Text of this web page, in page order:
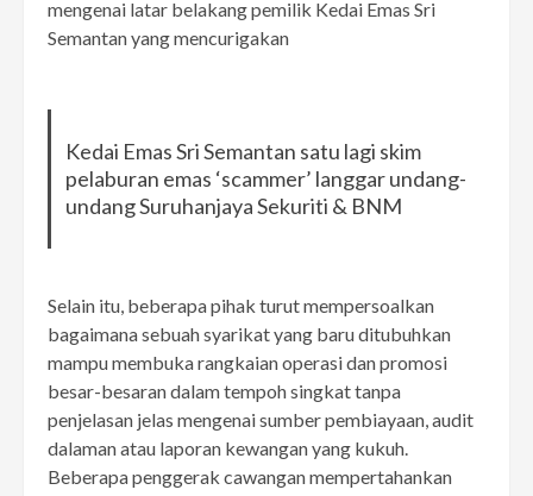
mengenai latar belakang pemilik Kedai Emas Sri
Semantan yang mencurigakan
Kedai Emas Sri Semantan satu lagi skim
pelaburan emas ‘scammer’ langgar undang-
undang Suruhanjaya Sekuriti & BNM
Selain itu, beberapa pihak turut mempersoalkan
bagaimana sebuah syarikat yang baru ditubuhkan
mampu membuka rangkaian operasi dan promosi
besar-besaran dalam tempoh singkat tanpa
penjelasan jelas mengenai sumber pembiayaan, audit
dalaman atau laporan kewangan yang kukuh.
Beberapa penggerak cawangan mempertahankan